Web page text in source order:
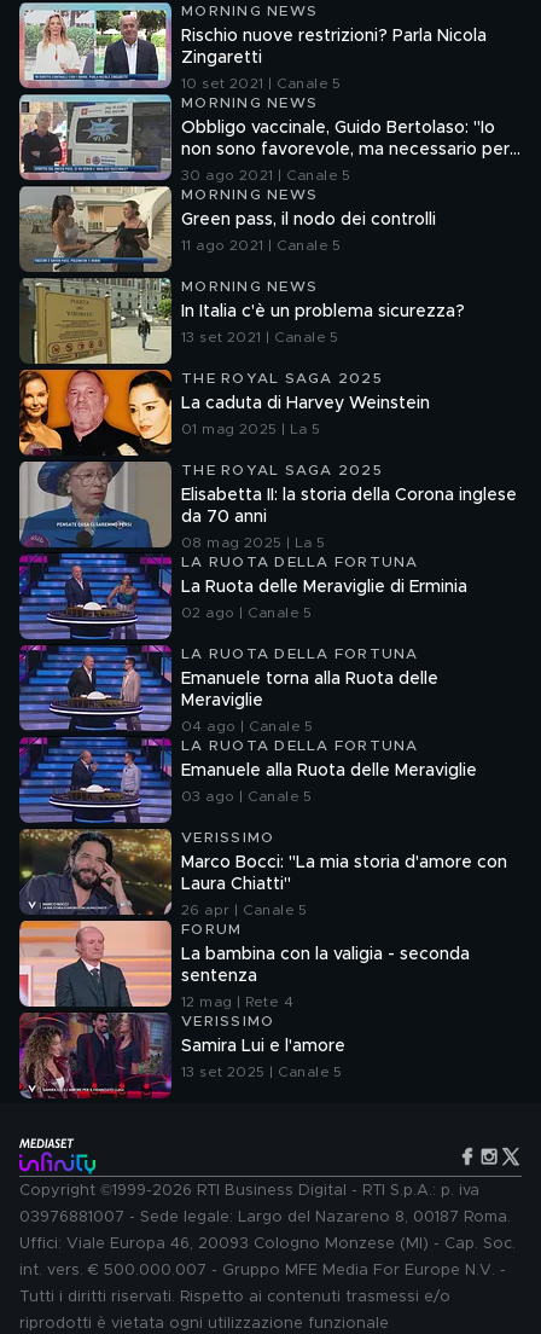
MORNING NEWS
Rischio nuove restrizioni? Parla Nicola
Zingaretti
10 set 2021 | Canale 5
MORNING NEWS
Obbligo vaccinale, Guido Bertolaso: "Io
non sono favorevole, ma necessario per
alcune categorie a rischio contagio"
30 ago 2021 | Canale 5
MORNING NEWS
Green pass, il nodo dei controlli
11 ago 2021 | Canale 5
MORNING NEWS
In Italia c'è un problema sicurezza?
13 set 2021 | Canale 5
THE ROYAL SAGA 2025
La caduta di Harvey Weinstein
01 mag 2025 | La 5
THE ROYAL SAGA 2025
Elisabetta II: la storia della Corona inglese
da 70 anni
08 mag 2025 | La 5
LA RUOTA DELLA FORTUNA
La Ruota delle Meraviglie di Erminia
02 ago | Canale 5
LA RUOTA DELLA FORTUNA
Emanuele torna alla Ruota delle
Meraviglie
04 ago | Canale 5
LA RUOTA DELLA FORTUNA
Emanuele alla Ruota delle Meraviglie
03 ago | Canale 5
VERISSIMO
Marco Bocci: "La mia storia d'amore con
Laura Chiatti"
26 apr | Canale 5
FORUM
La bambina con la valigia - seconda
sentenza
12 mag | Rete 4
VERISSIMO
Samira Lui e l'amore
13 set 2025 | Canale 5
Copyright ©1999-2026 RTI Business Digital - RTI S.p.A.: p. iva
03976881007 - Sede legale: Largo del Nazareno 8, 00187 Roma.
Uffici: Viale Europa 46, 20093 Cologno Monzese (MI) - Cap. Soc.
int. vers. € 500.000.007 - Gruppo MFE Media For Europe N.V. -
Tutti i diritti riservati. Rispetto ai contenuti trasmessi e/o
riprodotti è vietata ogni utilizzazione funzionale